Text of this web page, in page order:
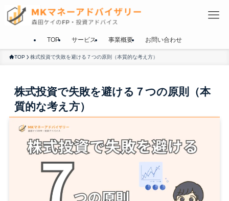
TOP サービス 事業概要 お問い合わせ
TOP 株式投資で失敗を避ける７つの原則（本質的な考え方）
株式投資で失敗を避ける７つの原則（本
質的な考え方）